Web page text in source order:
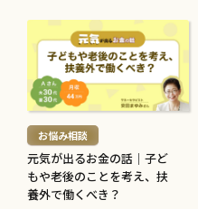
意点をわかりやすく解説
2026.05.12
き
を
読
む
> お悩み相談
元気が出るお金の話｜子ど
もや老後のことを考え、扶
養外で働くべき？